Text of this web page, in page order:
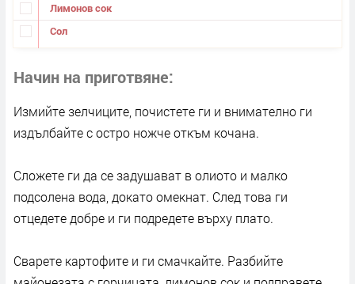
Лимонов сок
Сол
Начин на приготвяне
Измийте зелчиците, почистете ги и внимателно ги
издълбайте с остро ножче откъм кочана.
Сложете ги да се задушават в олиото и малко
подсолена вода, докато омекнат. След това ги
отцедете добре и ги подредете върху плато.
Сварете картофите и ги смачкайте. Разбийте